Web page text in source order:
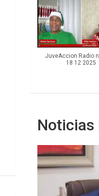
JuveAccion Radio
18 12 2025
Noticias